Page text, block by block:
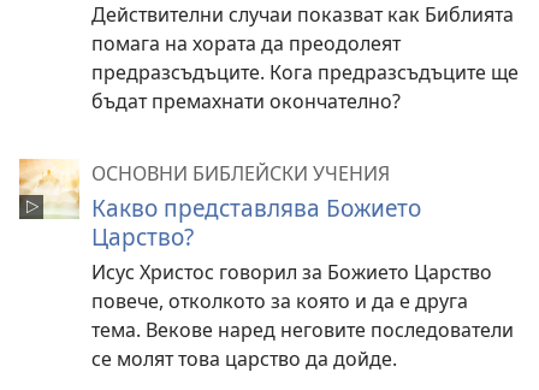
Действителни случаи показват как Библията
помага на хората да преодолеят
предразсъдъците. Кога предразсъдъците ще
бъдат премахнати окончателно?
ОСНОВНИ БИБЛЕЙСКИ УЧЕНИЯ
Какво представлява Божието
Царство?
Исус Христос говорил за Божието Царство
повече, отколкото за която и да е друга
тема. Векове наред неговите последователи
се молят това царство да дойде.